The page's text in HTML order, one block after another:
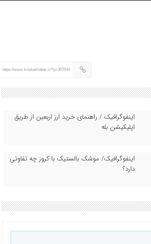
https://www.kioskekhabar.ir/?p=307544
اینفوگرافیک / راهنمای خرید ارز اربعین از طریق
اپلیکیشن بله
اینفوگرافیک/ موشک بالستیک با کروز چه تفاوتی
دارد؟